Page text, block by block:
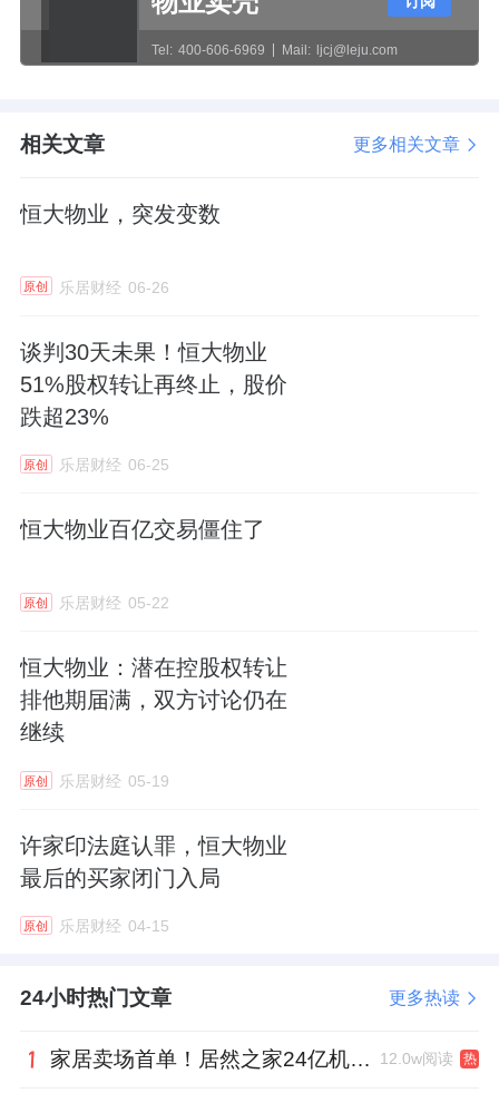
在管面积超6亿平方米，行业前十水平；
2025年营收136.77亿元，同比增长7.2%；
于卖不掉。
碍。
要知道，清盘人的角色是替境外债权人变现偿
债，必须卖个好价钱。但潜在买家仍面对一堆
恒大“借用”过？这部分怎么解决？谁来担保？
数。
收入增长、现金增加、资产负债结构改善，恒
格之间，始终横着一道迈不过去的坎。
有行业观察者分析，清盘人接下来可能采取两
一是适当降低价格预期，尽快找到“接盘侠”完
成交易，避免股权价值进一步缩水。
Tel: 400-606-6969 Mail: ljcj@leju.com
相关文章 更多相关文章
恒大物业，突发变数
原创 乐居财经 06-26
谈判30天未果！恒大物业
51%股权转让再终止，股价
跌超23%
原创 乐居财经 06-25
恒大物业百亿交易僵住了
原创 乐居财经 05-22
恒大物业：潜在控股权转让
排他期届满，双方讨论仍在
继续
原创 乐居财经 05-19
许家印法庭认罪，恒大物业
最后的买家闭门入局
原创 乐居财经 04-15
24小时热门文章 更多热读
家居卖场首单！居然之家24亿机构间REITs获深交所无异议函 12.0w阅读 热